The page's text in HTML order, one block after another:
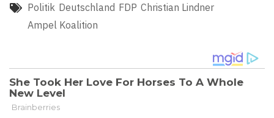
Politik Deutschland FDP Christian Lindner
Ampel Koalition